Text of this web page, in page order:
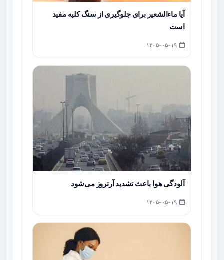
آیا ماءالشعیر برای جلوگیری از سنگ کلیه مفید
است
آلودگی هوا باعث تشدید آرتروز می‌شود